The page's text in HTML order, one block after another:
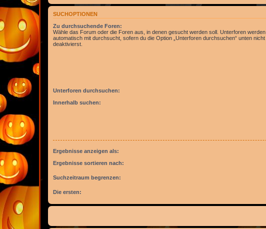
SUCHOPTIONEN
Zu durchsuchende Foren:
Wähle das Forum oder die Foren aus, in denen gesucht werden soll. Unterforen werden
automatisch mit durchsucht, sofern du die Option „Unterforen durchsuchen“ unten nicht
deaktivierst.
Unterforen durchsuchen:
Innerhalb suchen:
Ergebnisse anzeigen als:
Ergebnisse sortieren nach:
Suchzeitraum begrenzen:
Die ersten: